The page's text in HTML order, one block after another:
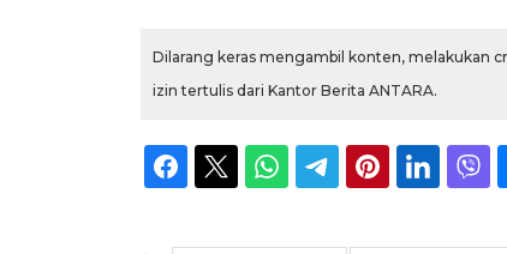
Dilarang keras mengambil konten, melakukan
izin tertulis dari Kantor Berita ANTARA.